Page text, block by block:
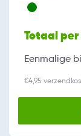
Totaal
Eenmalige
€4,95